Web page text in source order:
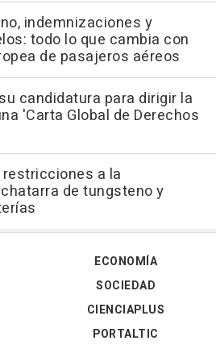
indemnizaciones y
todo lo que cambia con
de pasajeros aéreos
candidatura para dirigir la
'Carta Global de Derechos
restricciones a la
de tungsteno y
ECONOMÍA
SOCIEDAD
CIENCIAPLUS
PORTALTIC